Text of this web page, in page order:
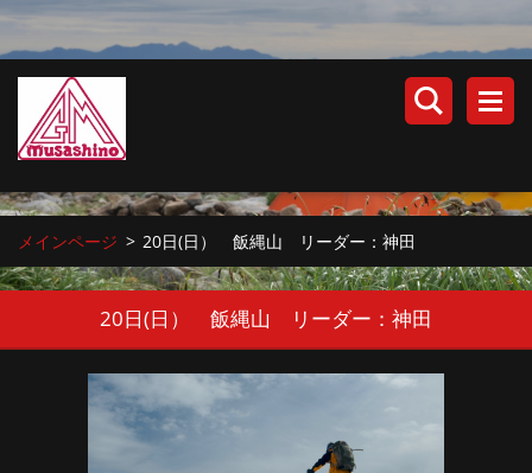
メインページ > 20日(日） 飯縄山 リーダー：神田
20日(日） 飯縄山 リーダー：神田